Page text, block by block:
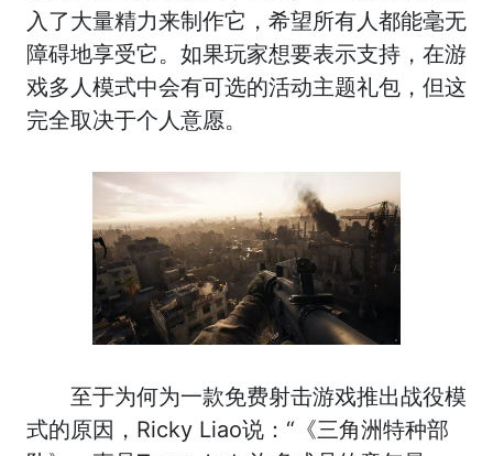
入了大量精力来制作它，希望所有人都能毫无
障碍地享受它。如果玩家想要表示支持，在游
戏多人模式中会有可选的活动主题礼包，但这
完全取决于个人意愿。
至于为何为一款免费射击游戏推出战役模
式的原因，Ricky Liao说：“《三角洲特种部